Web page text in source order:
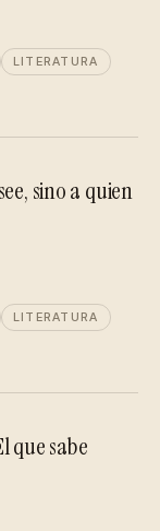
LITERATURA
sino a quien
LITERATURA
que sabe